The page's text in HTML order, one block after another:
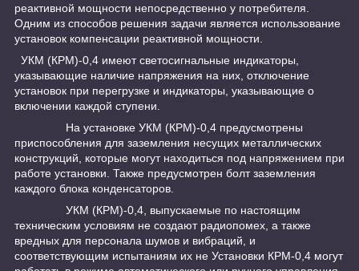
реактивной мощности непосредственно у потребителя.
Одним из способов решения задачи является использование
установок компенсации реактивной мощности.
УКМ (КРМ)-0,4 имеют светосигнальные индикаторы,
указывающие наличие напряжения на них, отключение
установок при перегрузке и индикаторы, указывающие о
включении каждой ступени.
На установке УКМ (КРМ)-0,4 предусмотрены
приспособления для заземления несущих металлических
конструкций, которые могут находиться под напряжением при
работе установки. Также предусмотрен болт заземления
каждого блока конденсаторов.
УКМ (КРМ)-0,4, выпускаемые по настоящим
техническим условиям не создают радиопомех, а также
вредных для персонала шумов и вибраций, и
соответствующим испытаниям их не Установки КРМ-0,4 могут